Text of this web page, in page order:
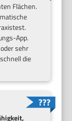
Flächen.
App.
sehr
die